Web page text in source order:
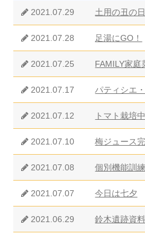
2021.07.29 土用の丑の日
2021.07.28 足湯にGO！
2021.07.25 FAMILY家庭
2021.07.17 パティシエ・
2021.07.12 トマト栽培中
2021.07.10 梅ジュース完
2021.07.08 個別機能訓練
2021.07.07 今日は七夕
2021.06.29 鈴木遺跡資